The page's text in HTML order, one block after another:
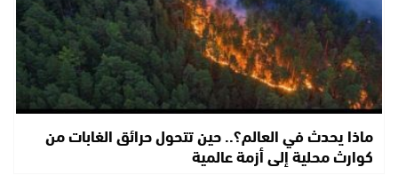
ماذا يحدث في العالم؟.. حين تتحول حرائق الغابات من
كوارث محلية إلى أزمة عالمية